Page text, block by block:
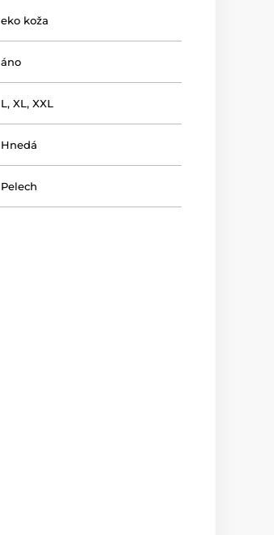
eko koža
áno
L,XL,XXL
Hnedá
Pelech